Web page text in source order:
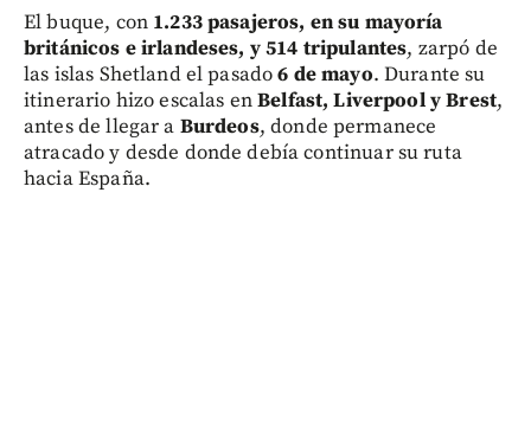
El buque, con 1.233 pasajeros, en su mayoría
británicos e irlandeses, y 514 tripulantes, zarpó de
las islas Shetland el pasado6 de mayo. Durante su
itinerario hizo escalas enBelfast, Liverpool y Brest,
antes de llegar a Burdeos, donde permanece
atracado y desde donde debía continuar su ruta
hacia España.